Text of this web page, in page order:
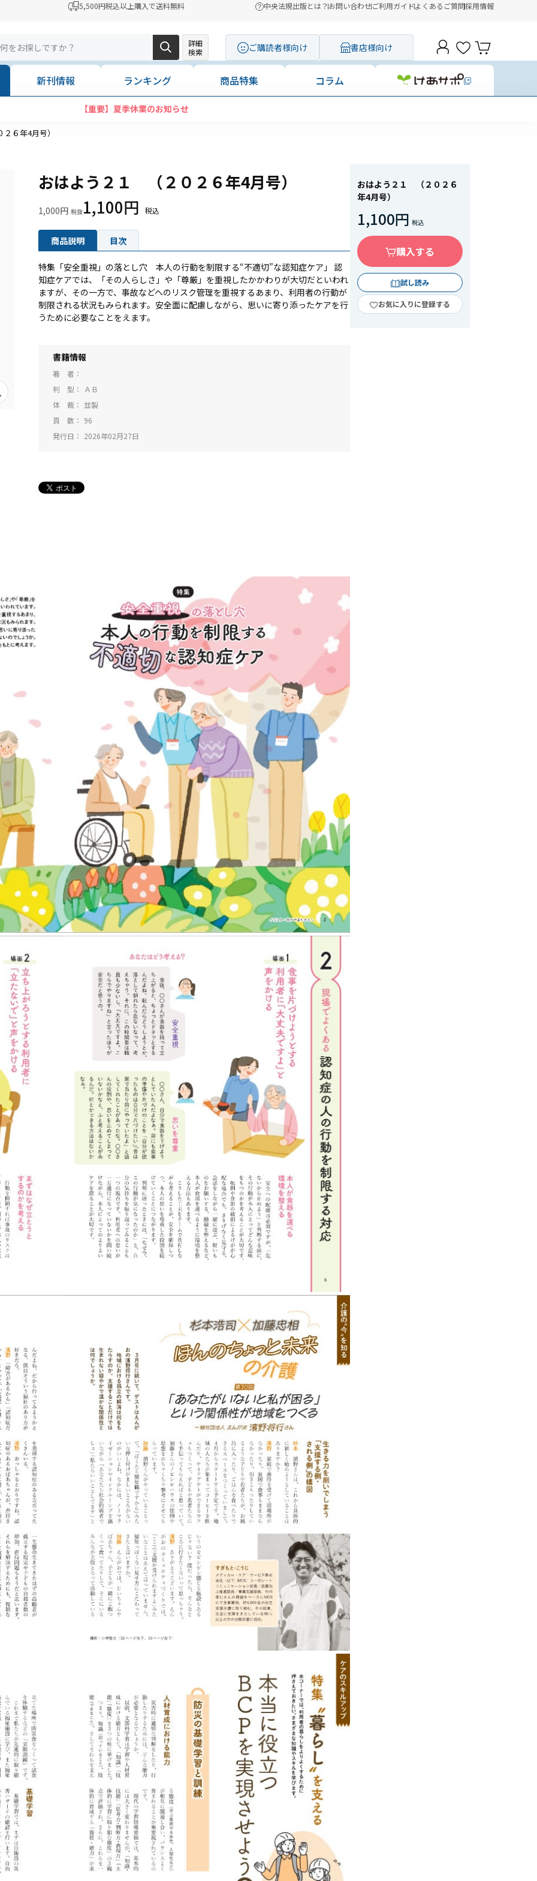
5,500円税込以上購入で送料無料 中央法規出版とは？お問い合わせご利用ガイドよくあるご質問採用情報
詳細
検索
ご購読者様向け 書店様向け
新刊情報 ランキング 商品特集 コラム
６年4月号）
おはよう２１ （２０２６年4月号）
1,000円 1,100円
商品説明 目次
特集「安全重視」の落とし穴 本人の行動を制限する“不適切”な認知症ケア」 認
知症ケアでは、「その人らしさ」や「尊厳」を重視したかかわりが大切だといわれ
ますが、その一方で、事故などへのリスク管理を重視するあまり、利用者の行動が
制限される状況もみられます。安全面に配慮しながら、思いに寄り添ったケアを行
うために必要なことをえます。
書籍情報
著 者
判 型
ＡＢ
体 裁
並製
頁 数
96
発行日
2026年02月27日
おはよう２１ （２０２６
年4月号）
1,100円
購入する
試し読み
お気に入りに登録する